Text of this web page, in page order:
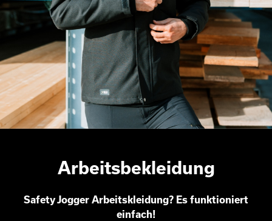
Arbeitsbekleidung
Safety Jogger Arbeitskleidung? Es funktioniert
einfach!